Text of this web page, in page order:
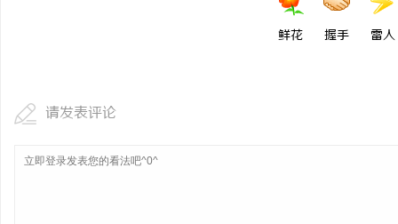
鲜花 握手 雷人
请发表评论